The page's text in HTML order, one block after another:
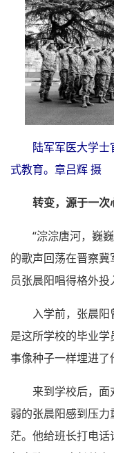
陆军军医大学
式教育。章吕辉 摄
转变，源于一次
“淙淙唐河，巍
的歌声回荡在晋察
员张晨阳唱得格外投
入学前，张晨
是这所学校的毕业
事像种子一样埋进了
来到学校后，
弱的张晨阳感到压
茫。他给班长打电话